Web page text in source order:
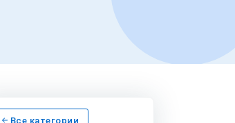
Все категории